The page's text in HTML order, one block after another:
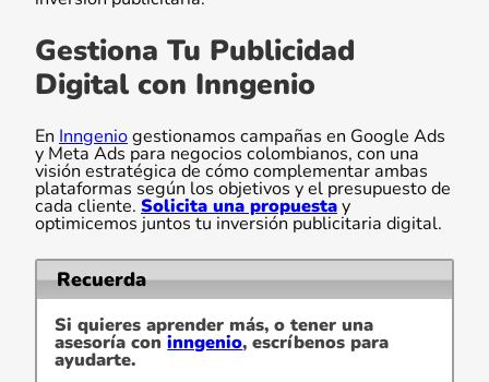
Gestiona Tu Publicidad
Digital con Inngenio
En Inngeniogestionamos campañas en Google Ads
y Meta Ads para negocios colombianos, con una
visión estratégica de cómo complementar ambas
plataformas según los objetivos y el presupuesto de
cada cliente. Solicita una propuestay
optimicemos juntos tu inversión publicitaria digital.
Recuerda
Si quieres aprender más, o tener una
asesoría coninngenio, escríbenos para
ayudarte.